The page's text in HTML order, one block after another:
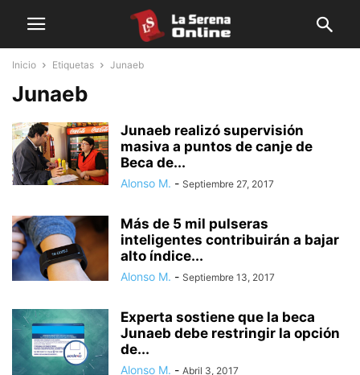
Inicio Etiquetas Junaeb
Junaeb
Junaeb realizó supervisión
masiva a puntos de canje de
Beca de...
Alonso M. - Septiembre 27, 2017
Más de 5 mil pulseras
inteligentes contribuirán a bajar
alto índice...
Alonso M. - Septiembre 13, 2017
Experta sostiene que la beca
Junaeb debe restringir la opción
de...
Alonso M. - Abril 3, 2017